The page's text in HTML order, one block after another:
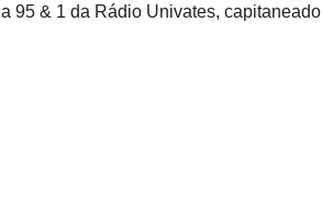
95 & 1 da Rádio Univates, capitaneado